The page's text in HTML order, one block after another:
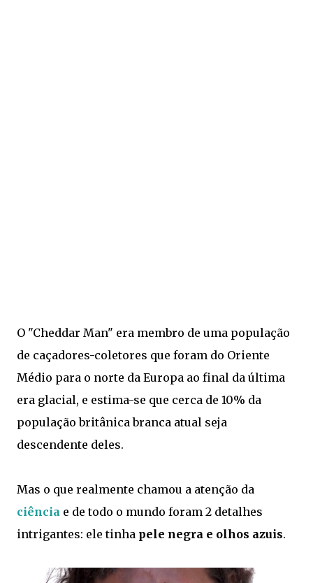
O "Cheddar Man" era membro de uma população
de caçadores-coletores que foram do Oriente
Médio para o norte da Europa ao final da última
era glacial, e estima-se que cerca de 10% da
população britânica branca atual seja
descendente deles.
Mas o que realmente chamou a atenção da
ciência e de todo o mundo foram 2 detalhes
intrigantes: ele tinha pele negra e olhos azuis.